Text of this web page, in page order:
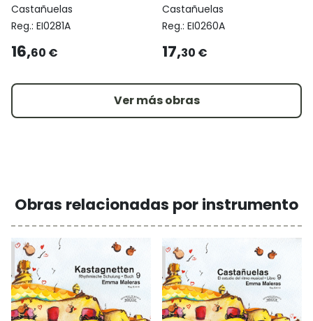
Castañuelas
Reg.: EI0281A
16,60 €
Castañuelas
Reg.: EI0260A
17,30 €
Ver más obras
Obras relacionadas por instrumento